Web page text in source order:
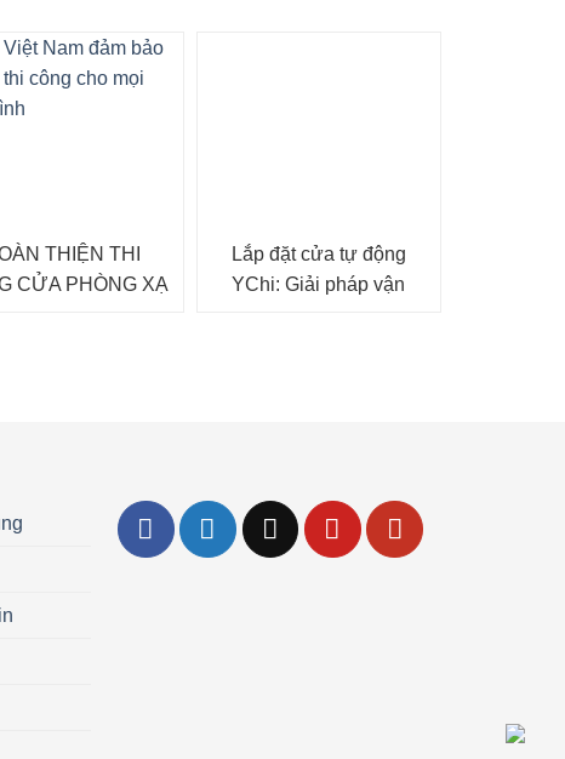
THIỆN THI
CỬA PHÒNG XẠ
Lắp đặt cửa tự động
YChi: Giải pháp vận